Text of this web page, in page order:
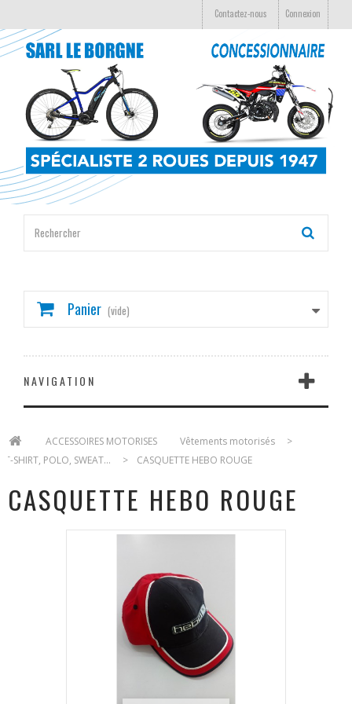
Connexion
Contactez-nous
Panier (vide)
NAVIGATION
ACCESSOIRES MOTORISES Vêtements motorisés
>
T-SHIRT, POLO, SWEAT...
> CASQUETTE HEBO ROUGE
CASQUETTE HEBO ROUGE